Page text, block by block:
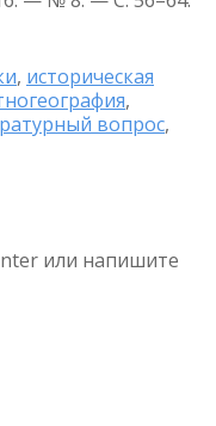
, историческая
,
вопрос,
или напишите